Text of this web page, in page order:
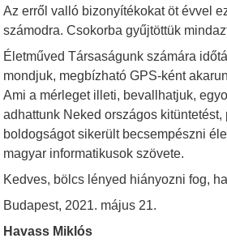
Az erről valló bizonyítékokat öt évvel
számodra. Csokorba gyűjtöttük
Életműved Társaságunk számára
mondjuk, megbízható GPS-ként
Ami a mérleget illeti, bevallhatjuk,
adhattunk Neked országos
boldogságot sikerült becsempészni
magyar informatikusok szövete.
Kedves, bölcs lényed hiányozni fog,
Budapest, 2021. május 21.
Havass Miklós